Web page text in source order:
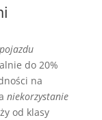
do 20%
na
niekorzystanie
od klasy